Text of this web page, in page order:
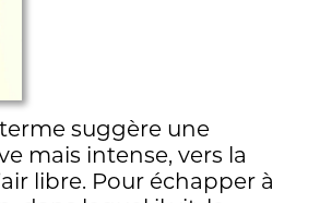
suggère une
mais intense, vers la
libre. Pour échapper à